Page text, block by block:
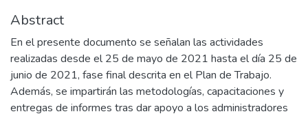
Abstract
En el presente documento se señalan las actividades
realizadas desde el 25 de mayo de 2021 hasta el día 25 de
junio de 2021, fase final descrita en el Plan de Trabajo.
Además, se impartirán las metodologías, capacitaciones y
entregas de informes tras dar apoyo a los administradores